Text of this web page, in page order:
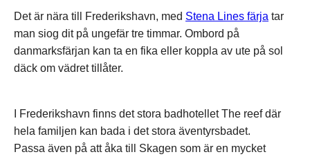
Det är nära till Frederikshavn, med Stena Lines färja tar
man siog dit på ungefär tre timmar. Ombord på
danmarksfärjan kan ta en fika eller koppla av ute på sol
däck om vädret tillåter.
I Frederikshavn finns det stora badhotellet The reef där
hela familjen kan bada i det stora äventyrsbadet.
Passa även på att åka till Skagen som är en mycket